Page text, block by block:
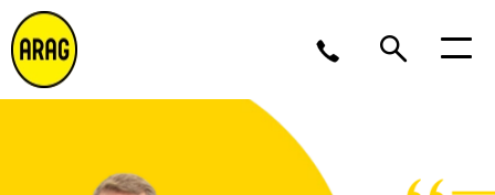
Lu/Je 9 – 17, Ve 9 -16
02 643 12 11